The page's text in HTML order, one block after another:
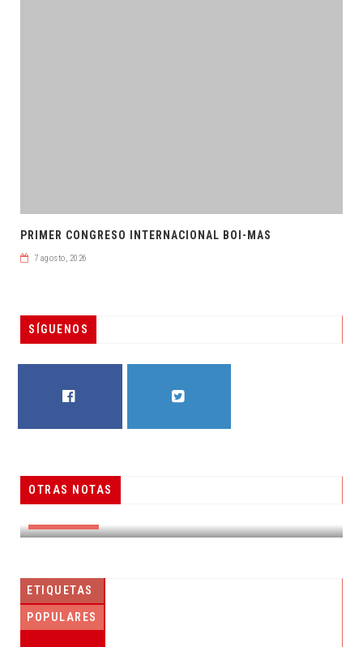
PRIMER CONGRESO INTERNACIONAL BOI-MAS
7 agosto, 2026
SÍGUENOS
OTRAS NOTAS
RESUELVEN DOS CASOS DE ENGAÑO TELEFÓNICO
ETIQUETAS
POPULARES